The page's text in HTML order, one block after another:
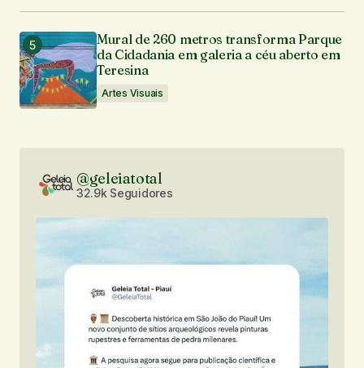
Mural de 260 metros transforma Parque
da Cidadania em galeria a céu aberto em
Teresina
Artes Visuais
@geleiatotal
32.9k Seguidores